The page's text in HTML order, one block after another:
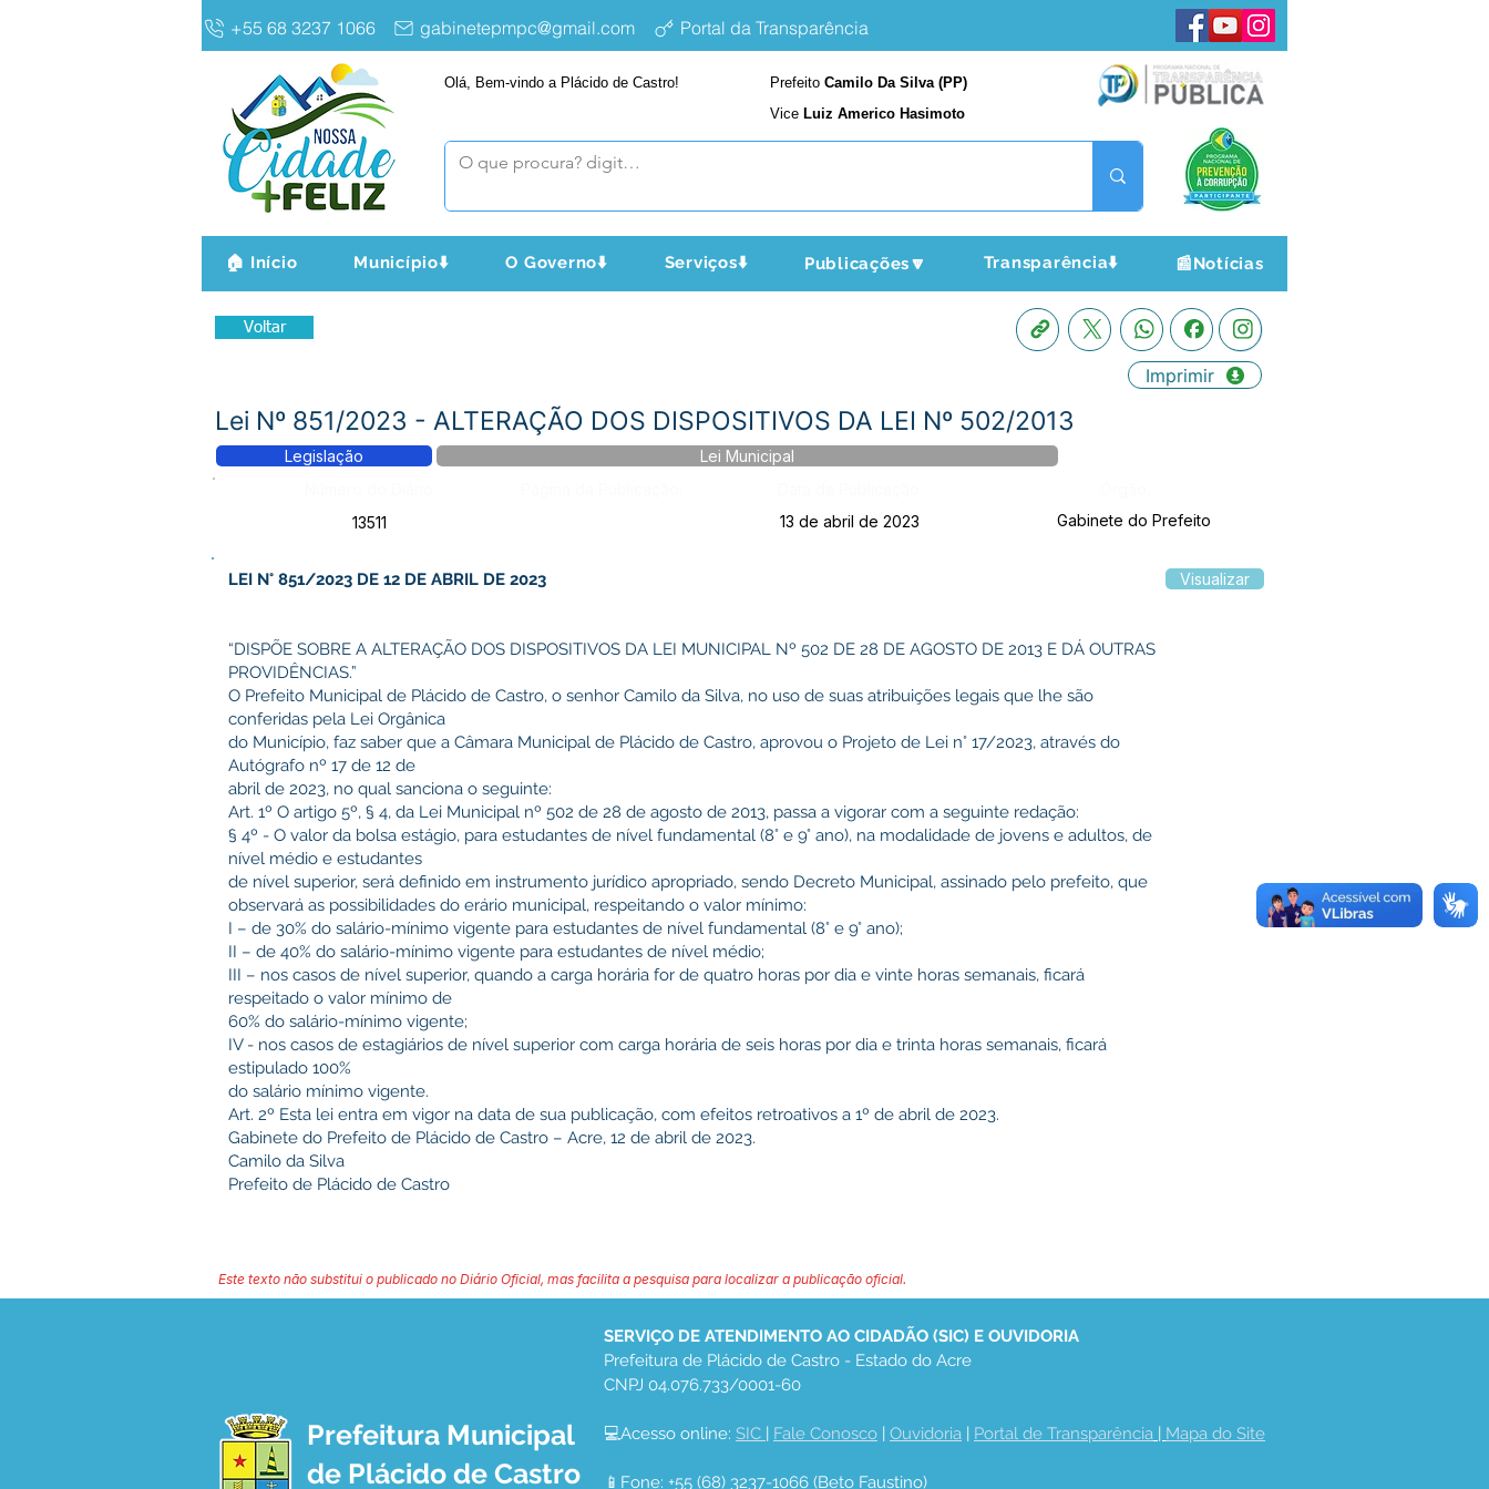
+55 68 3237 1066 gabinetepmpc@gmail.com Portal da Transparência
Olá, Bem-vindo a Plácido de Castro! Prefeito Camilo Da Silva (PP)
Vice Luiz Americo Hasimoto
🏠 Início Município⬇️ O Governo⬇️ Serviços⬇️ Publicações🔽 Transparência⬇️ 📰Notícias
Voltar
Imprimir
Lei Nº 851/2023 - ALTERAÇÃO DOS DISPOSITIVOS DA LEI Nº 502/2013
Legislação
Lei Municipal
13511
13 de abril de 2023 Gabinete do Prefeito
LEI N° 851/2023 DE 12 DE ABRIL DE 2023
“DISPÕE SOBRE A ALTERAÇÃO DOS DISPOSITIVOS DA LEI MUNICIPAL Nº 502 DE 28 DE AGOSTO DE 2013 E DÁ OUTRAS
PROVIDÊNCIAS.”
O Prefeito Municipal de Plácido de Castro, o senhor Camilo da Silva, no uso de suas atribuições legais que lhe são
conferidas pela Lei Orgânica
do Município, faz saber que a Câmara Municipal de Plácido de Castro, aprovou o Projeto de Lei n° 17/2023, através do
Autógrafo nº 17 de 12 de
abril de 2023, no qual sanciona o seguinte:
Art. 1º O artigo 5º, § 4, da Lei Municipal nº 502 de 28 de agosto de 2013, passa a vigorar com a seguinte redação:
§ 4º - O valor da bolsa estágio, para estudantes de nível fundamental (8° e 9° ano), na modalidade de jovens e adultos, de
nível médio e estudantes
de nível superior, será definido em instrumento jurídico apropriado, sendo Decreto Municipal, assinado pelo prefeito, que
observará as possibilidades do erário municipal, respeitando o valor mínimo:
I – de 30% do salário-mínimo vigente para estudantes de nível fundamental (8° e 9° ano);
II – de 40% do salário-mínimo vigente para estudantes de nível médio;
III – nos casos de nível superior, quando a carga horária for de quatro horas por dia e vinte horas semanais, ficará
respeitado o valor mínimo de
60% do salário-mínimo vigente;
IV - nos casos de estagiários de nível superior com carga horária de seis horas por dia e trinta horas semanais, ficará
estipulado 100%
do salário mínimo vigente.
Art. 2º Esta lei entra em vigor na data de sua publicação, com efeitos retroativos a 1º de abril de 2023.
Gabinete do Prefeito de Plácido de Castro – Acre, 12 de abril de 2023.
Camilo da Silva
Prefeito de Plácido de Castro
Visualizar
Este texto não substitui o publicado no Diário Oficial, mas facilita a pesquisa para localizar a publicação oficial.
Prefeitura Municipal
de Plácido de Castro
SERVIÇO DE ATENDIMENTO AO CIDADÃO (SIC) E OUVIDORIA
Prefeitura de Plácido de Castro - Estado do Acre
CNPJ 04.076.733/0001-60
💻Acesso online: SIC | Fale Conosco | Ouvidoria | Portal de Transparência | Mapa do Site
📱Fone: +55 (68) 3237-1066 (Beto Faustino)